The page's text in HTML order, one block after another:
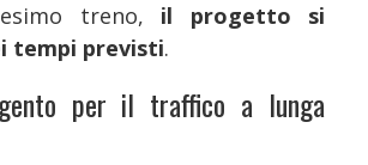
treno, il progetto si
tempi previsti.
per il traffico a lunga